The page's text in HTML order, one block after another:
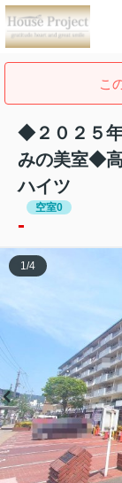
こ
◆２０２５
みの美室◆
ハイツ
空室0
-
1 /4